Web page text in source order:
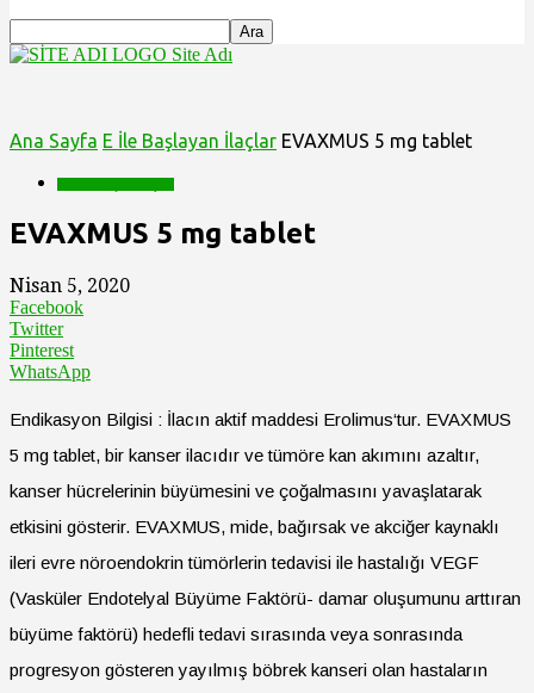
Site Adı
Ana Sayfa E İle Başlayan İlaçlar EVAXMUS 5 mg tablet
EVAXMUS 5 mg tablet
Nisan 5, 2020
Facebook
Twitter
Pinterest
WhatsApp
Endikasyon Bilgisi : İlacın aktif maddesi Erolimus‘tur. EVAXMUS
5 mg tablet, bir kanser ilacıdır ve tümöre kan akımını azaltır,
kanser hücrelerinin büyümesini ve çoğalmasını yavaşlatarak
etkisini gösterir. EVAXMUS, mide, bağırsak ve akciğer kaynaklı
ileri evre nöroendokrin tümörlerin tedavisi ile hastalığı VEGF
(Vasküler Endotelyal Büyüme Faktörü- damar oluşumunu arttıran
büyüme faktörü) hedefli tedavi sırasında veya sonrasında
progresyon gösteren yayılmış böbrek kanseri olan hastaların